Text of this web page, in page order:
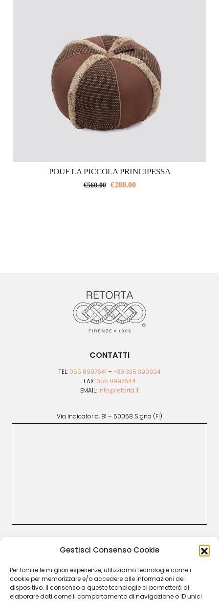
Gestisci Consenso Cookie
Per fornire le migliori esperienze, utilizziamo tecnologie come i
cookie per memorizzare e/o accedere alle informazioni del
dispositivo. Il consenso a queste tecnologie ci permetterà di
elaborare dati come il comportamento di navigazione o ID unici
POUF LA PICCOLA PRINCIPESSA
€560.00 €280.00
CONTATTI
TEL: 055 8997641 – +39 335 390924
FAX: 055 8997644
EMAIL: info@retorta.it
Via Indicatorio, 81 – 50058 Signa (FI)
CUSTOMER CARE
Resi e rimborsi
Recesso
Garanzia Legale
Privacy Policy